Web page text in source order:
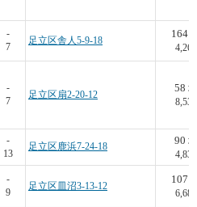
-
7
足立区舎人5-9-18
164
4,268
-
7
足立区扇2-20-12
58 坪
8,534
-
13
足立区鹿浜7-24-18
90 坪
4,833
-
9
足立区皿沼3-13-12
107
6,682